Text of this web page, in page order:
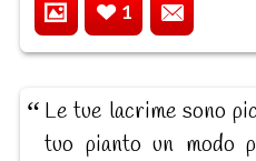
1
Le tue lacrime sono
tuo pianto un modo